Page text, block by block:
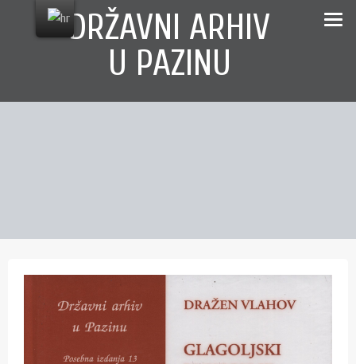
DRŽAVNI ARHIV
U PAZINU